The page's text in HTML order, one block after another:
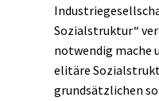
Sozialstruktur“
notwendig mache
elitäre
grundsätzlichen